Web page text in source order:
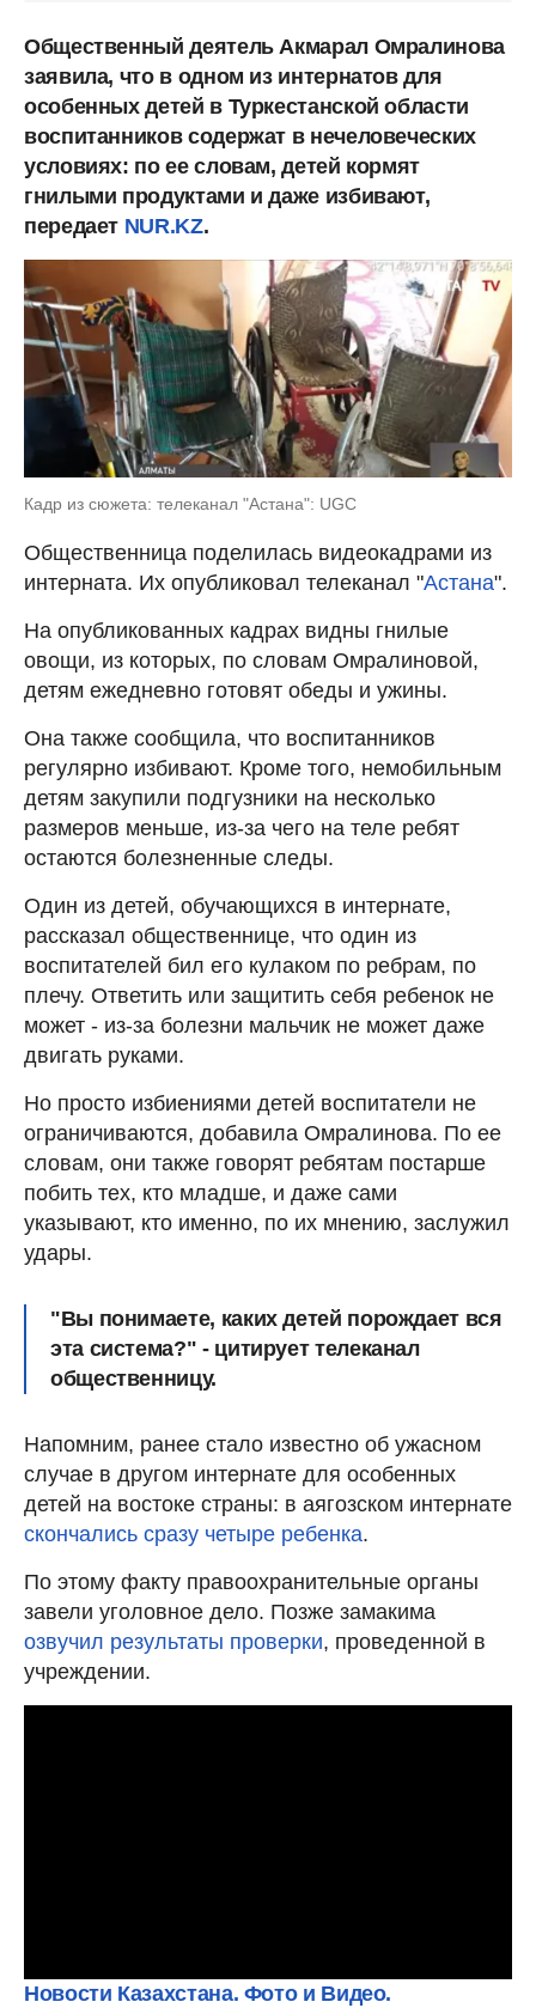
Общественный деятель Акмарал Омралинова
заявила, что в одном из интернатов для
особенных детей в Туркестанской области
воспитанников содержат в нечеловеческих
условиях: по ее словам, детей кормят
гнилыми продуктами и даже избивают,
передает NUR.KZ.
Кадр из сюжета: телеканал "Астана": UGC
Общественница поделилась видеокадрами из
интерната. Их опубликовал телеканал "Астана".
На опубликованных кадрах видны гнилые
овощи, из которых, по словам Омралиновой,
детям ежедневно готовят обеды и ужины.
Она также сообщила, что воспитанников
регулярно избивают. Кроме того, немобильным
детям закупили подгузники на несколько
размеров меньше, из-за чего на теле ребят
остаются болезненные следы.
Один из детей, обучающихся в интернате,
рассказал общественнице, что один из
воспитателей бил его кулаком по ребрам, по
плечу. Ответить или защитить себя ребенок не
может - из-за болезни мальчик не может даже
двигать руками.
Но просто избиениями детей воспитатели не
ограничиваются, добавила Омралинова. По ее
словам, они также говорят ребятам постарше
побить тех, кто младше, и даже сами
указывают, кто именно, по их мнению, заслужил
удары.
"Вы понимаете, каких детей порождает вся
эта система?" - цитирует телеканал
общественницу.
Напомним, ранее стало известно об ужасном
случае в другом интернате для особенных
детей на востоке страны: в аягозском интернате
скончались сразу четыре ребенка.
По этому факту правоохранительные органы
завели уголовное дело. Позже замакима
озвучил результаты проверки, проведенной в
учреждении.
Новости Казахстана. Фото и Видео.